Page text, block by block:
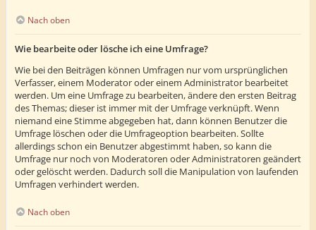
Nach oben
Wie bearbeite oder lösche ich eine Umfrage?
Wie bei den Beiträgen können Umfragen nur vom ursprünglichen
Verfasser, einem Moderator oder einem Administrator bearbeitet
werden. Um eine Umfrage zu bearbeiten, ändere den ersten Beitrag
des Themas; dieser ist immer mit der Umfrage verknüpft. Wenn
niemand eine Stimme abgegeben hat, dann können Benutzer die
Umfrage löschen oder die Umfrageoption bearbeiten. Sollte
allerdings schon ein Benutzer abgestimmt haben, so kann die
Umfrage nur noch von Moderatoren oder Administratoren geändert
oder gelöscht werden. Dadurch soll die Manipulation von laufenden
Umfragen verhindert werden.
Nach oben